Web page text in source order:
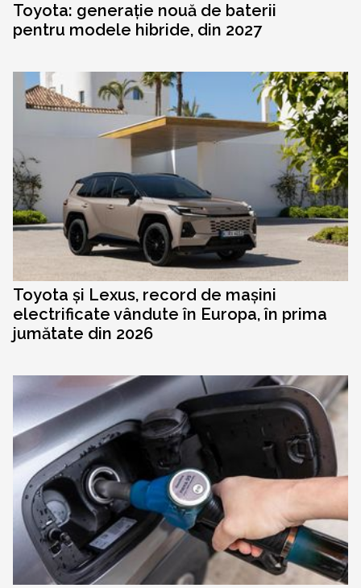
Toyota: generație nouă de baterii
pentru modele hibride, din 2027
Toyota și Lexus, record de mașini
electrificate vândute în Europa, în prima
jumătate din 2026